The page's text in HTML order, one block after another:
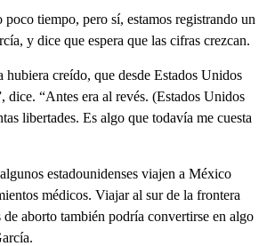
poco tiempo, pero sí, estamos registrando un
y dice que espera que las cifras crezcan.
hubiera creído, que desde Estados Unidos
dice. “Antes era al revés. (Estados Unidos
libertades. Es algo que todavía me cuesta
estadounidenses viajen a México
médicos. Viajar al sur de la frontera
aborto también podría convertirse en algo